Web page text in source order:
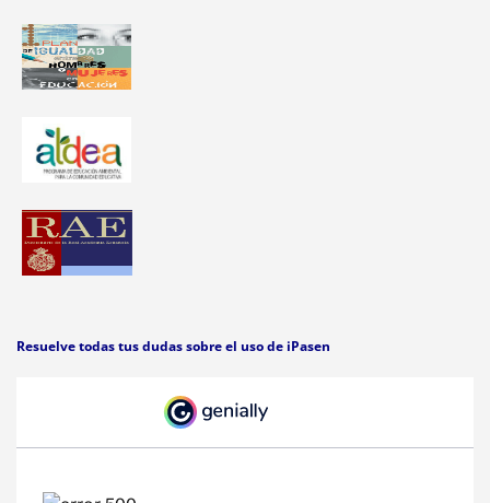
Resuelve todas tus dudas sobre el uso de iPasen